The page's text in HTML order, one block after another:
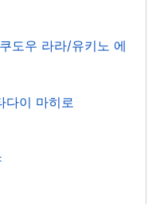
도우 라라/유키노 에
다이 마히로